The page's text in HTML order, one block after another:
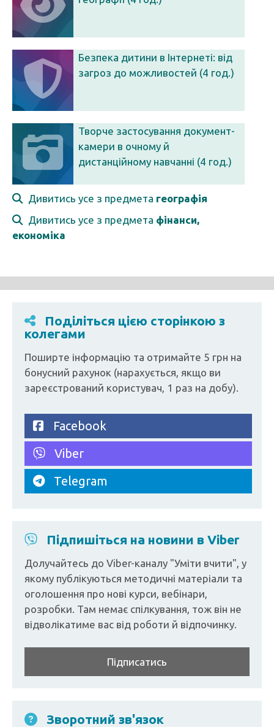
Безпека дитини в Інтернеті: від
загроз до можливостей (4 год.)
Творче застосування документ-
камери в очному й
дистанційному навчанні (4 год.)
Дивитись усе з предмета географія
Дивитись усе з предмета фінанси,
економіка
Поділіться цією сторінкою з
колегами
Поширте інформацію та отримайте 5 грн на
бонусний рахунок (нарахується, якщо ви
зареєстрований користувач, 1 раз на добу).
Facebook
Viber
Telegram
Підпишіться на новини в Viber
Долучайтесь до Viber-каналу "Уміти вчити", у
якому публікуються методичні матеріали та
оголошення про нові курси, вебінари,
розробки. Там немає спілкування, тож він не
відволікатиме вас від роботи й відпочинку.
Підписатись
Зворотний зв'язок